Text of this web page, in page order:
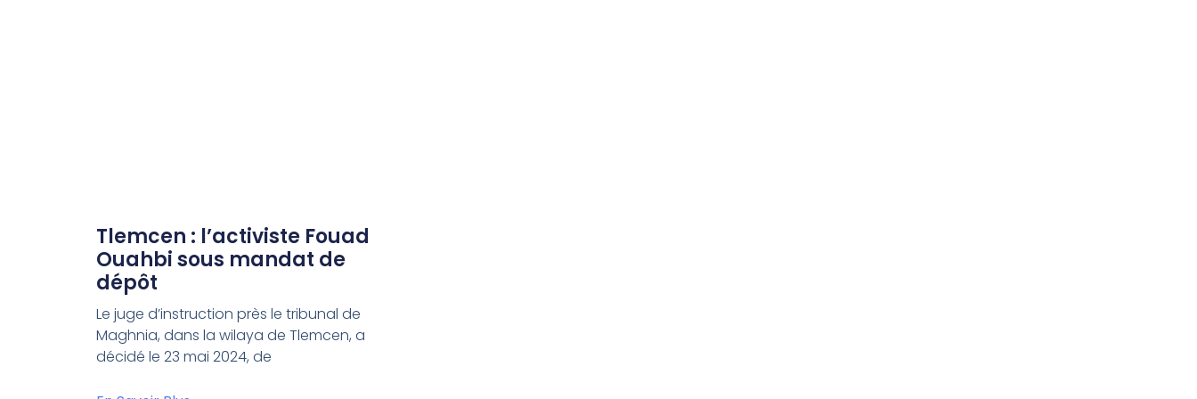
Tlemcen : l’activiste Fouad
Ouahbi sous mandat de
dépôt
Le juge d’instruction près le tribunal de
Maghnia, dans la wilaya de Tlemcen, a
décidé le 23 mai 2024, de